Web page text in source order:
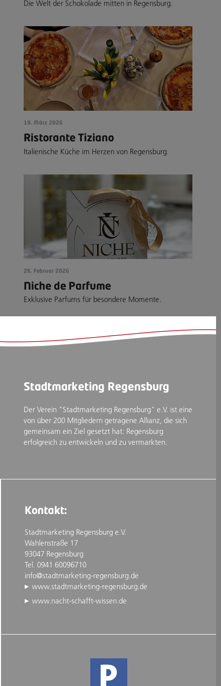
Die Welt der Schokolade mitten in Regensburg.
19. März 2026
Ristorante Tiziano
Italienische Küche im Herzen von Regensburg.
26. Februar 2026
Niche de Parfume
Exklusive Parfums für besondere Momente.
Stadtmarketing Regensburg
Der Verein "Stadtmarketing Regensburg" e.V. ist eine
von über 200 Mitgliedern getragene Allianz, die sich
gemeinsam ein Ziel gesetzt hat: Regensburg
erfolgreich zu entwickeln und zu vermarkten.
Kontakt:
Stadtmarketing Regensburg e.V.
Wahlenstraße 17
93047 Regensburg
Tel. 0941 60096710
info@stadtmarketing-regensburg.de
www.stadtmarketing-regensburg.de
www.nacht-schafft-wissen.de